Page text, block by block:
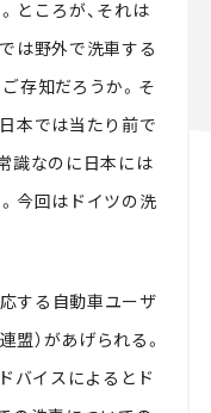
ところが、それは
は野外で洗車する
存知だろうか。そ
本では当たり前で
識なのに日本には
今回はドイツの洗
する自動車ユーザ
盟）があげられる。
バイスによるとド